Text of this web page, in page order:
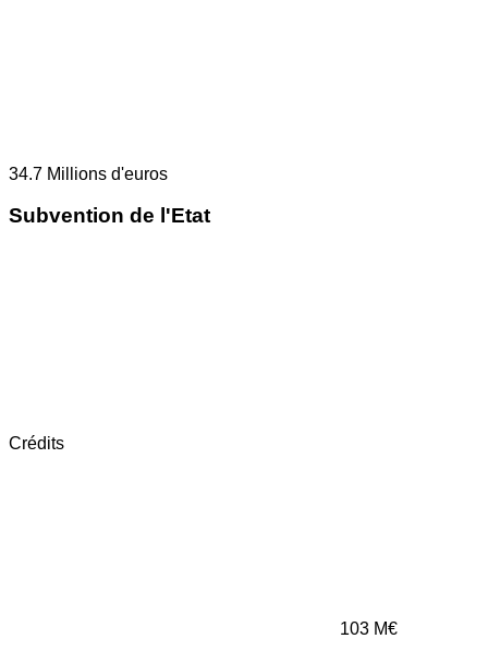
34.7 Millions d'euros
Subvention de l'Etat
Crédits
103 M€